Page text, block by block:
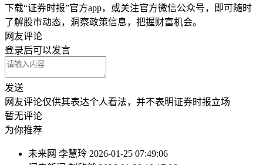
下载“证券时报”官方app，或关注官方微信公众号，即可随时
了解股市动态，洞察政策信息，把握财富机会。
网友评论
登录后可以发言
发送
网友评论仅供其表达个人看法，并不表明证券时报立场
暂无评论
为你推荐
未来网 李慧玲 2026-01-25 07:49:06